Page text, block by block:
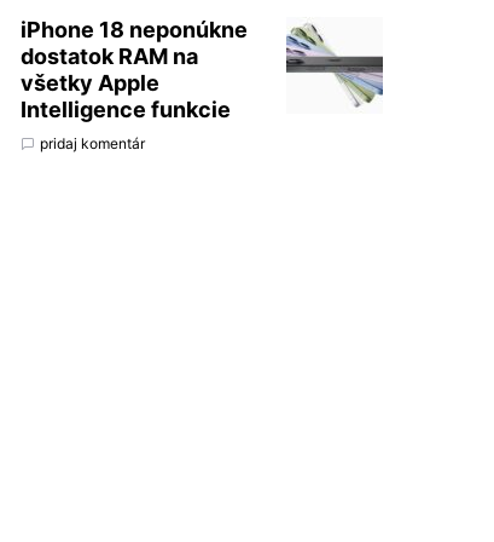
iPhone 18 neponúkne
dostatok RAM na
všetky Apple
Intelligence funkcie
pridaj komentár